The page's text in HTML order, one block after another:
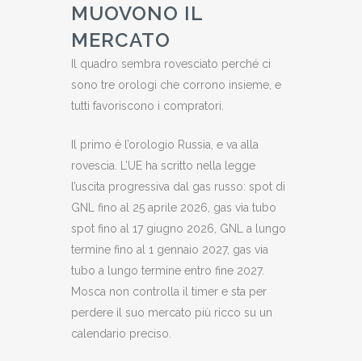
MUOVONO IL
MERCATO
Il quadro sembra rovesciato perché ci
sono tre orologi che corrono insieme, e
tutti favoriscono i compratori.
Il primo è l’orologio Russia, e va alla
rovescia. L’UE ha scritto nella legge
l’uscita progressiva dal gas russo: spot di
GNL fino al 25 aprile 2026, gas via tubo
spot fino al 17 giugno 2026, GNL a lungo
termine fino al 1 gennaio 2027, gas via
tubo a lungo termine entro fine 2027.
Mosca non controlla il timer e sta per
perdere il suo mercato più ricco su un
calendario preciso.